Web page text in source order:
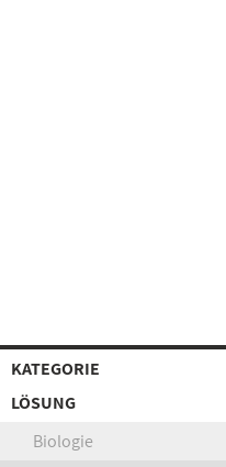
KATEGORIE
LÖSUNG
Biologie